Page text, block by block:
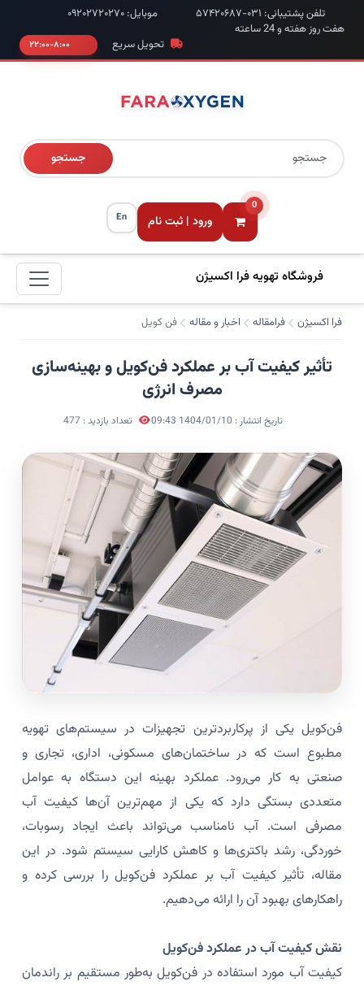
تلفن پشتیبانی: ۰۳۱-۵۷۴۲۰۶۸۷
موبایل: ۰۹۲۰۲۷۲۰۲۷۰
هفت روز هفته و 24 ساعته
تحویل سریع
جستجو
0
ورود | ثبت نام En
فروشگاه تهویه فرا اکسیژن
فرا اکسیژن فرامقاله اخبار و مقاله فن کویل
تأثیر کیفیت آب بر عملکرد فن‌کویل و بهینه‌سازی
مصرف انرژی
تاریخ انتشار : 1404/01/10 09:43 تعداد بازدید : 477
فن‌کویل یکی از پرکاربردترین تجهیزات در سیستم‌های تهویه
مطبوع است که در ساختمان‌های مسکونی، اداری، تجاری و
صنعتی به کار می‌رود. عملکرد بهینه این دستگاه به عوامل
متعددی بستگی دارد که یکی از مهم‌ترین آن‌ها کیفیت آب
مصرفی است. آب نامناسب می‌تواند باعث ایجاد رسوبات،
خوردگی، رشد باکتری‌ها و کاهش کارایی سیستم شود. در این
مقاله، تأثیر کیفیت آب بر عملکرد فن‌کویل را بررسی کرده و
راهکارهای بهبود آن را ارائه می‌دهیم.
نقش کیفیت آب در عملکرد فن‌کویل
کیفیت آب مورد استفاده در فن‌کویل به‌طور مستقیم بر راندمان